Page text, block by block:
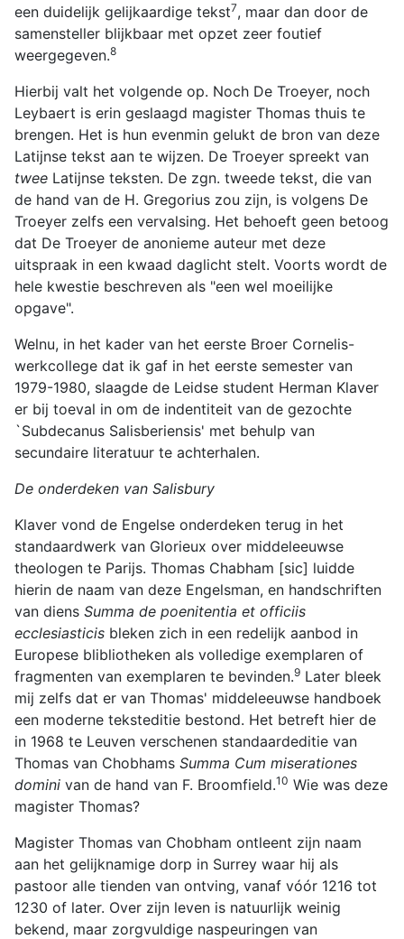
een duidelijk gelijkaardige tekst7, maar dan door de
samensteller blijkbaar met opzet zeer foutief
weergegeven.8
Hierbij valt het volgende op. Noch De Troeyer, noch
Leybaert is erin geslaagd magister Thomas thuis te
brengen. Het is hun evenmin gelukt de bron van deze
Latijnse tekst aan te wijzen. De Troeyer spreekt van
twee Latijnse teksten. De zgn. tweede tekst, die van
de hand van de H. Gregorius zou zijn, is volgens De
Troeyer zelfs een vervalsing. Het behoeft geen betoog
dat De Troeyer de anonieme auteur met deze
uitspraak in een kwaad daglicht stelt. Voorts wordt de
hele kwestie beschreven als "een wel moeilijke
opgave".
Welnu, in het kader van het eerste Broer Cornelis-
werkcollege dat ik gaf in het eerste semester van
1979-1980, slaagde de Leidse student Herman Klaver
er bij toeval in om de indentiteit van de gezochte
`Subdecanus Salisberiensis' met behulp van
secundaire literatuur te achterhalen.
De onderdeken van Salisbury
Klaver vond de Engelse onderdeken terug in het
standaardwerk van Glorieux over middeleeuwse
theologen te Parijs. Thomas Chabham [sic] luidde
hierin de naam van deze Engelsman, en handschriften
van diens Summa de poenitentia et officiis
ecclesiasticis bleken zich in een redelijk aanbod in
Europese blibliotheken als volledige exemplaren of
fragmenten van exemplaren te bevinden.9 Later bleek
mij zelfs dat er van Thomas' middeleeuwse handboek
een moderne teksteditie bestond. Het betreft hier de
in 1968 te Leuven verschenen standaardeditie van
Thomas van Chobhams Summa Cum miserationes
domini van de hand van F. Broomfield.10 Wie was deze
magister Thomas?
Magister Thomas van Chobham ontleent zijn naam
aan het gelijknamige dorp in Surrey waar hij als
pastoor alle tienden van ontving, vanaf vóór 1216 tot
1230 of later. Over zijn leven is natuurlijk weinig
bekend, maar zorgvuldige naspeuringen van